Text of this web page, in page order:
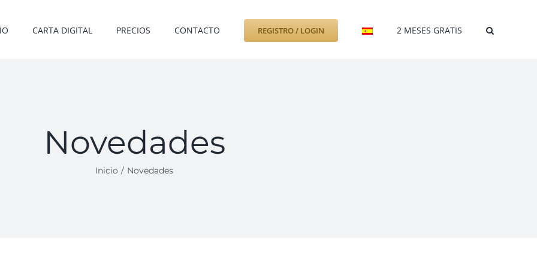
CARTA DIGITAL PRECIOS CONTACTO REGISTRO / LOGIN 2 MESES GRATIS
Novedades
Inicio Novedades